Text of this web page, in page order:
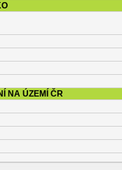
NA ÚZEMÍ ČR